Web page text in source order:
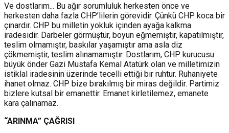
Ve dostlarım... Bu ağır sorumluluk herkesten önce ve
herkesten daha fazla CHP’lilerin görevidir. Çünkü CHP koca bir
çınardır. CHP bu milletin yokluk içinden ayağa kalkma
iradesidir. Darbeler görmüştür, boyun eğmemiştir, kapatılmıştır,
teslim olmamıştır, baskılar yaşamıştır ama asla diz
çökmemiştir, teslim alınamamıştır. Dostlarım, CHP kurucusu
büyük önder Gazi Mustafa Kemal Atatürk olan ve milletimizin
istiklal iradesinin üzerinde tecelli ettiği bir ruhtur. Ruhaniyete
ihanet olmaz. CHP bize bırakılmış bir miras değildir. Partimiz
bizlere kutsal bir emanettir. Emanet kirletilemez, emanete
kara çalınamaz.
“ARINMA” ÇAĞRISI